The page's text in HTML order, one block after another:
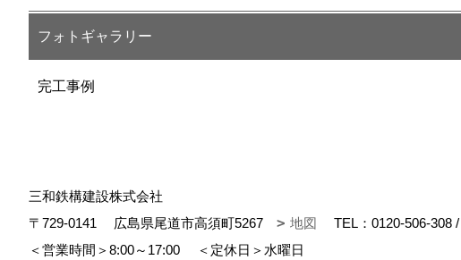
フォトギャラリー
完工事例
三和鉄構建設株式会社
〒729-0141
広島県尾道市高須町5267 地図 TEL： 0120-506-308 /
＜営業時間＞8:00～17:00
＜定休日＞水曜日